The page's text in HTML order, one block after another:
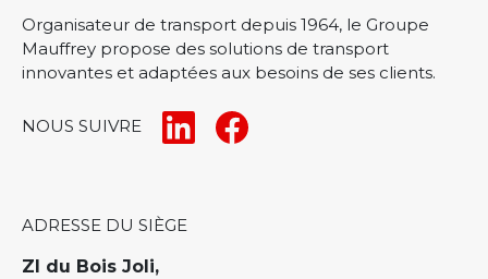
Organisateur de transport depuis 1964, le Groupe
Mauffrey propose des solutions de transport
innovantes et adaptées aux besoins de ses clients.
NOUS SUIVRE
ADRESSE DU SIÈGE
ZI du Bois Joli,